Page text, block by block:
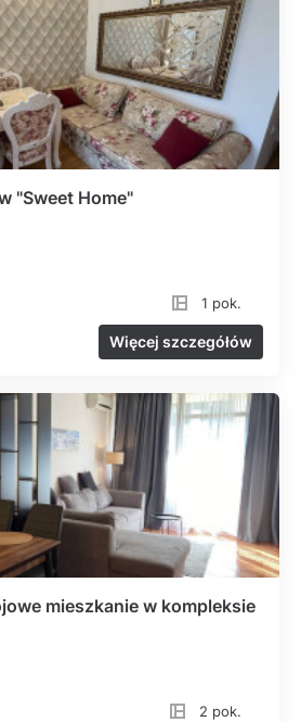
"Sweet Home"
1 pok.
Więcej szczegółów
mieszkanie w kompleksie
2 pok.